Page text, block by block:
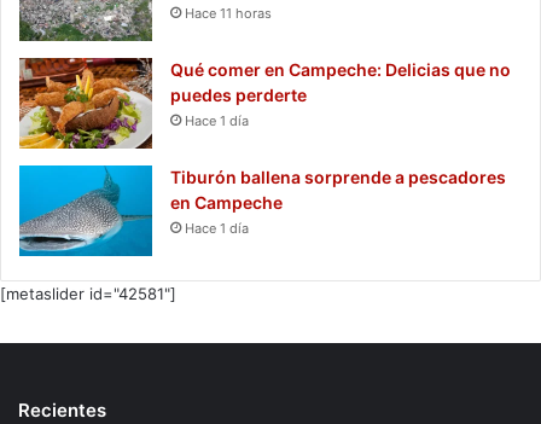
Hace 11 horas
Qué comer en Campeche: Delicias que no
puedes perderte
Hace 1 día
Tiburón ballena sorprende a pescadores
en Campeche
Hace 1 día
[metaslider id="42581"]
Recientes